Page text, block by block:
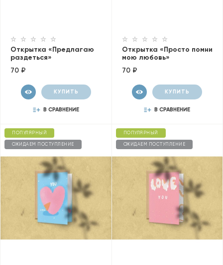
Открытка «Предлагаю
раздеться»
70 ₽
КУПИТЬ
В СРАВНЕНИЕ
Открытка «Просто помни
мою любовь»
70 ₽
КУПИТЬ
В СРАВНЕНИЕ
ПОПУЛЯРНЫЙ
ОЖИДАЕМ ПОСТУПЛЕНИЕ
ПОПУЛЯРНЫЙ
ОЖИДАЕМ ПОСТУПЛЕНИЕ